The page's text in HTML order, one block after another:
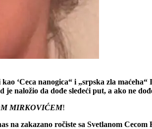
‘Ceca nanogica“ i „srpska zla
naložio da dođe sledeći put, a ako ne
MIRKOVIĆEM!
na zakazano ročiste sa Svetlanom